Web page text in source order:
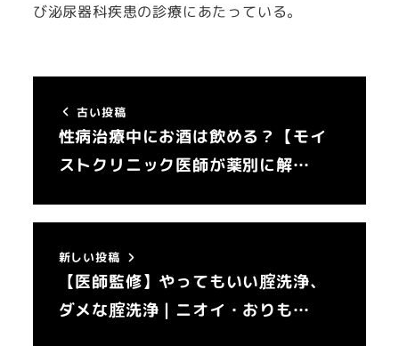
び泌尿器科疾患の診療にあたっている。
古い投稿
性病治療中にお酒は飲める？【モイ
ストクリニック医師が薬別に解…
新しい投稿
【医師監修】やってもいい腟洗浄、
ダメな腟洗浄｜ニオイ・おりも…